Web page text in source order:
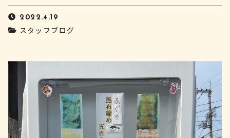
2022.4.19
スタッフブログ